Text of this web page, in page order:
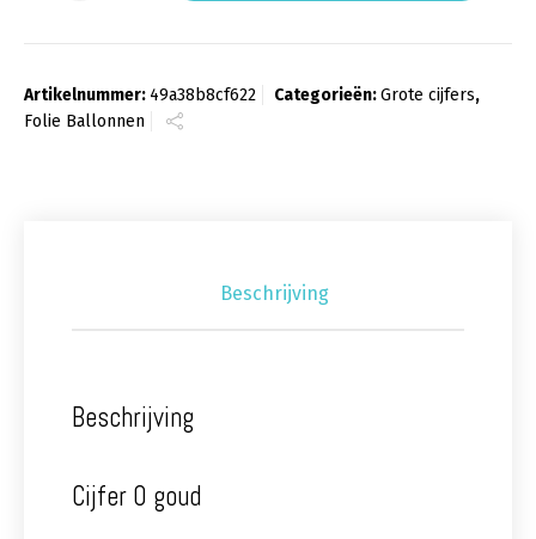
Artikelnummer: 49a38b8cf622 Categorieën:Grote cijfers,
Folie Ballonnen
Beschrijving
Beschrijving
Cijfer 0 goud